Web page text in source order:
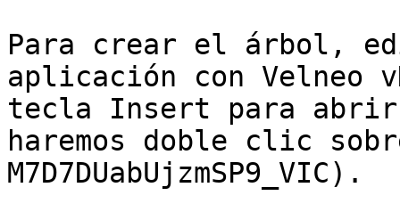
Para crear el árbol,
aplicación con Velneo
tecla Insert para
haremos doble clic
M7D7DUabUjzmSP9_VIC).